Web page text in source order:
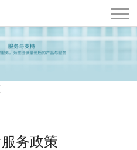
务政策